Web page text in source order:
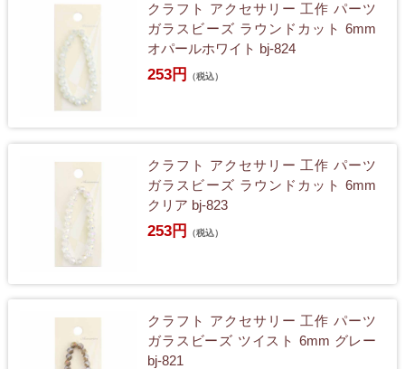
クラフト アクセサリー 工作 パーツ
ガラスビーズ ラウンドカット 6mm
オパールホワイト bj-824
253円 （税込）
クラフト アクセサリー 工作 パーツ
ガラスビーズ ラウンドカット 6mm
クリア bj-823
253円 （税込）
クラフト アクセサリー 工作 パーツ
ガラスビーズ ツイスト 6mm グレー
bj-821